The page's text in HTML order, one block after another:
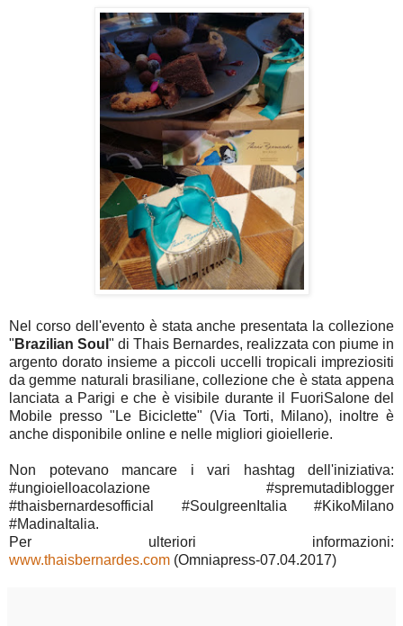
Nel corso dell'evento è stata anche presentata la collezione
" Brazilian Soul " di Thais Bernardes, realizzata con piume in
argento dorato insieme a piccoli uccelli tropicali impreziositi
da gemme naturali brasiliane, collezione che è stata appena
lanciata a Parigi e che è visibile durante il FuoriSalone del
Mobile presso "Le Biciclette" (Via Torti, Milano), inoltre è
anche disponibile online e nelle migliori gioiellerie.
Non potevano mancare i vari hashtag dell'iniziativa:
#ungioielloacolazione #spremutadiblogger
#thaisbernardesofficial #SoulgreenItalia #KikoMilano
#MadinaItalia.
Per ulteriori informazioni:
www.thaisbernardes.com (Omniapress-07.04.2017)